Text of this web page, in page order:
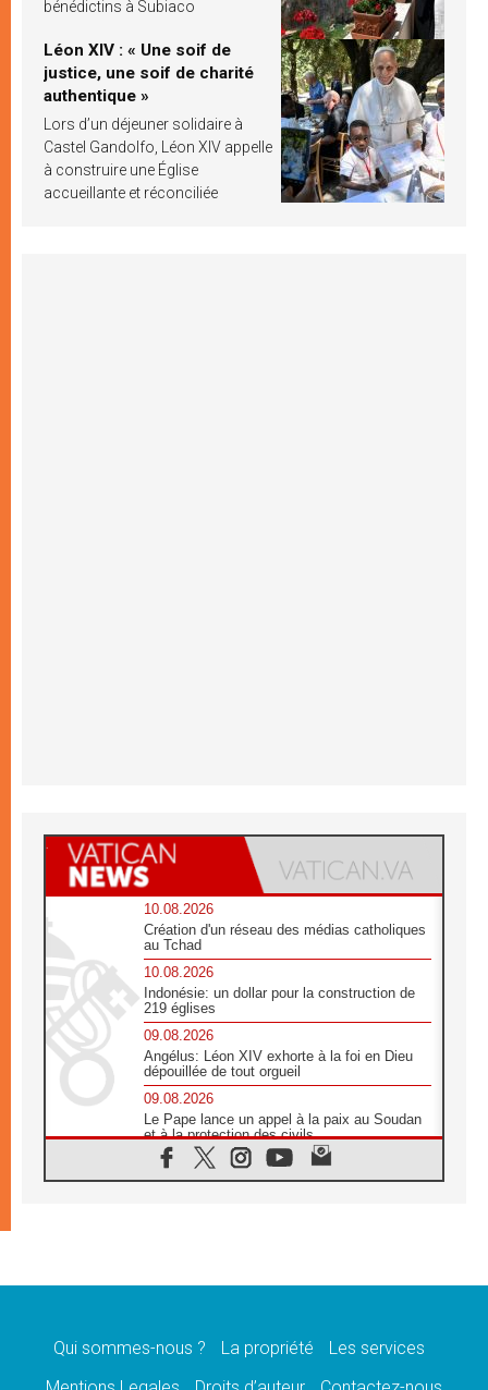
bénédictins à Subiaco
Léon XIV : « Une soif de
justice, une soif de charité
authentique »
Lors d’un déjeuner solidaire à
Castel Gandolfo, Léon XIV appelle
à construire une Église
accueillante et réconciliée
10.08.2026
Création d'un réseau des médias catholiques
au Tchad
10.08.2026
Indonésie: un dollar pour la construction de
219 églises
09.08.2026
Angélus: Léon XIV exhorte à la foi en Dieu
dépouillée de tout orgueil
09.08.2026
Le Pape lance un appel à la paix au Soudan
et à la protection des civils
09.08.2026
Déclaration d'Addis-Abeba du SCEAM sur
08.08.2026
08.08.2026
Qui sommes-nous ? La propriété
Les services